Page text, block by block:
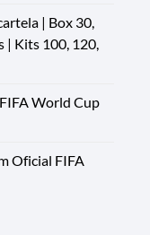
| Box 30,
| Kits 100, 120,
World Cup
Oficial FIFA